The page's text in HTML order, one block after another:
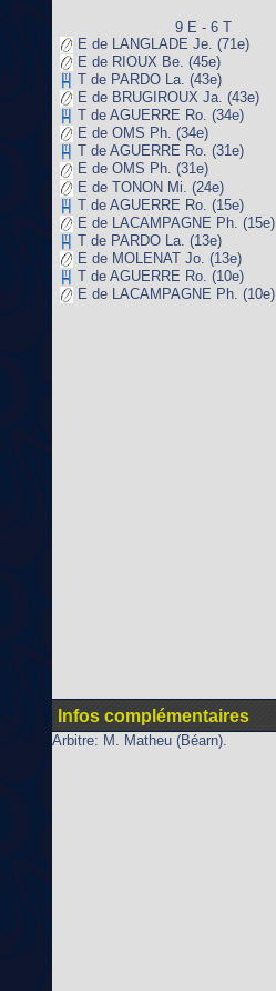
9 E - 6 T
E de LANGLADE Je. (71e)
E de RIOUX Be. (45e)
T de PARDO La. (43e)
E de BRUGIROUX Ja. (43e)
T de AGUERRE Ro. (34e)
E de OMS Ph. (34e)
T de AGUERRE Ro. (31e)
E de OMS Ph. (31e)
E de TONON Mi. (24e)
T de AGUERRE Ro. (15e)
E de LACAMPAGNE Ph. (15e)
T de PARDO La. (13e)
E de MOLENAT Jo. (13e)
T de AGUERRE Ro. (10e)
E de LACAMPAGNE Ph. (10e)
Infos complémentaires
Arbitre: M. Matheu (Béarn).